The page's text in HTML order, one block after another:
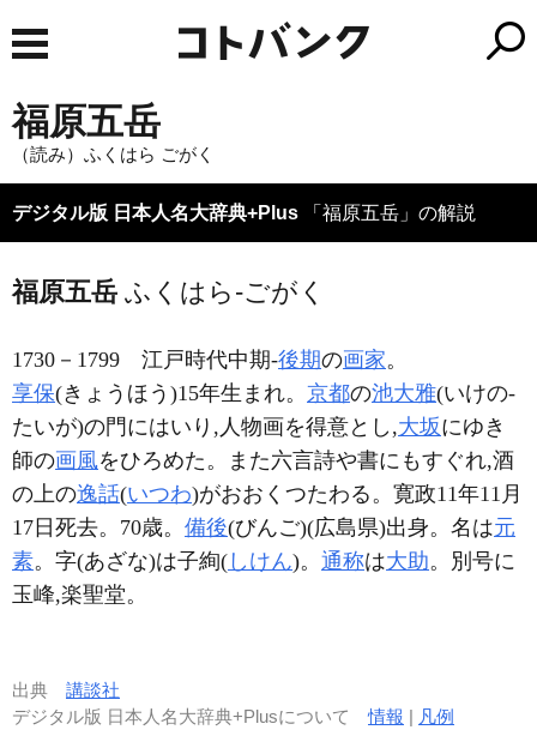
福原五岳
（読み）ふくはら ごがく
デジタル版 日本人名大辞典+Plus 「福原五岳」の解説
福原五岳 ふくはら-ごがく
1730－1799 江戸時代中期-後期の画家。
享保(きょうほう)15年生まれ。 京都の池大雅(いけの-
たいが)の門にはいり,人物画を得意とし,大坂にゆき
師の画風をひろめた。また六言詩や書にもすぐれ,酒
の上の逸話(いつわ)がおおくつたわる。寛政11年11月
17日死去。70歳。 備後(びんご)(広島県)出身。名は元
素。字(あざな)は子絢( しけん)。 通称は大助。別号に
玉峰,楽聖堂。
出典 講談社
デジタル版 日本人名大辞典+Plusについて情報 | 凡例